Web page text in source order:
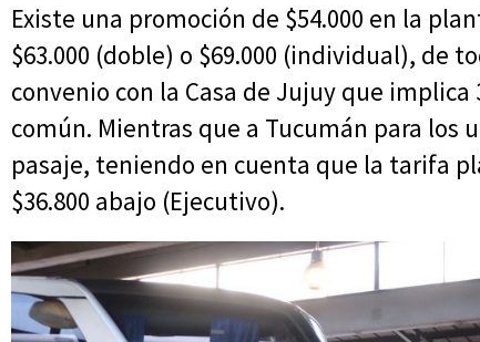
Existe una promoción de $54.000 en la
$63.000 (doble) o $69.000 (individual), de
convenio con la Casa de Jujuy que
común. Mientras que a Tucumán para los
pasaje, teniendo en cuenta que la tarifa
$36.800 abajo (Ejecutivo).